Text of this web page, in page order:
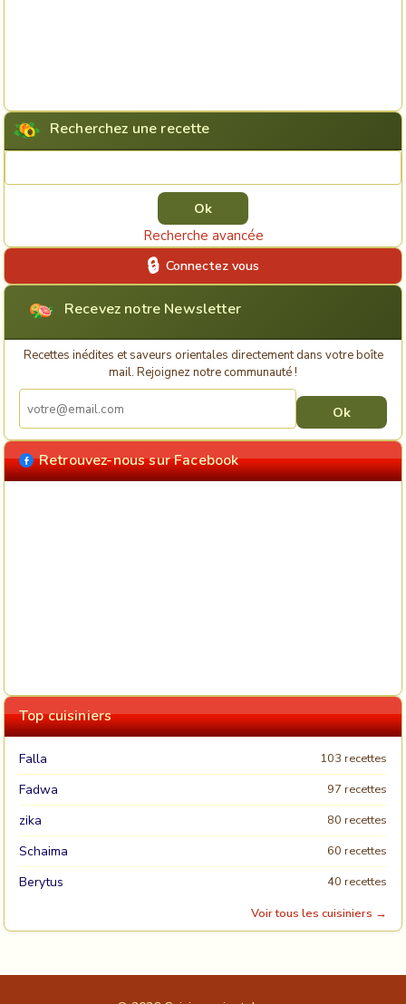
Recherchez une recette
Recherche avancée
Connectez vous
Recevez notre Newsletter
Recettes inédites et saveurs orientales directement dans votre boîte
mail. Rejoignez notre communauté !
Retrouvez-nous sur Facebook
Top cuisiniers
Falla 103 recettes
Fadwa 97 recettes
zika 80 recettes
Schaima 60 recettes
Berytus
40 recettes
Voir tous les cuisiniers →